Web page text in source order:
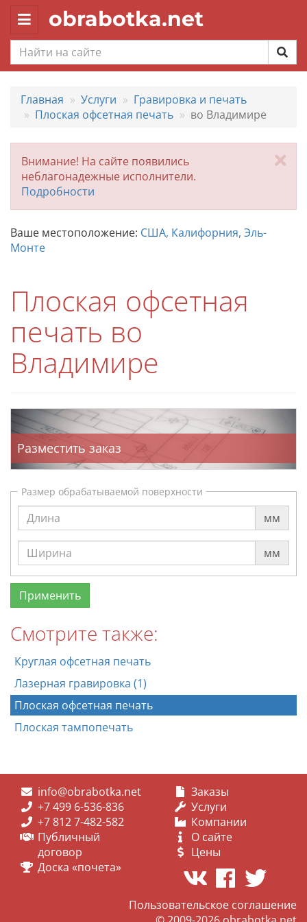
Toggle
navigation
obrabotka.net
Главная Услуги
Гравировка и печать
Плоская офсетная печать
во Владимире
Внимание! На сайте появились
неблагонадежные исполнители.
Подробности
Ваше местоположение: США, Калифорния, Эль-
Монте
Плоская офсетная
печать во
Владимире
Разместить заказ
Размер обрабатываемой поверхности
мм
мм
Смотрите также:
Круглая офсетная печать
Лазерная гравировка (1)
Плоская офсетная печать
Плоская тампопечать
info@obrabotka.net
+7 499 6-536-836
+7 812 7-482-582
Публичный
договор
Доска «почета»
Заказы
Услуги
Компании
О сайте
Цены
Пользовательское соглашение